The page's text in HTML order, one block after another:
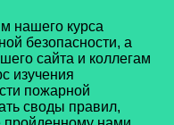
курса
безопасности, а
сайта и коллегам
изучения
пожарной
своды правил,